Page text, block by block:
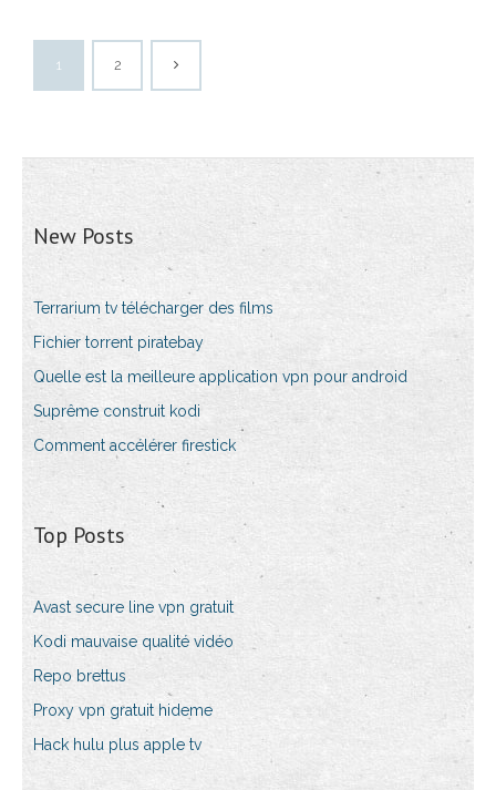
1 2
New Posts
Terrarium tv télécharger des films
Fichier torrent piratebay
Quelle est la meilleure application vpn pour android
Suprême construit kodi
Comment accélérer firestick
Top Posts
Avast secure line vpn gratuit
Kodi mauvaise qualité vidéo
Repo brettus
Proxy vpn gratuit hideme
Hack hulu plus apple tv